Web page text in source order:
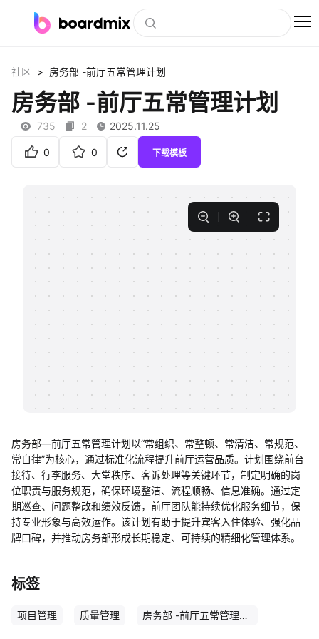
社区资源
下载
私有化部署
客户案例
支持
帮助中心
知识分享社区
社区 > 房务部 -前厅五常管理计划
房务部 -前厅五常管理计划
735 2 2025.11.25
0 0 下载模板
房务部—前厅五常管理计划以“常组织、常整顿、常清洁、常规范、
常自律”为核心，通过标准化流程提升前厅运营品质。计划围绕前台
接待、行李服务、大堂秩序、客诉处理等关键环节，制定明确的岗
位职责与服务规范，确保环境整洁、流程顺畅、信息准确。通过定
期巡查、问题整改和绩效反馈，前厅团队能持续优化服务细节，保
持专业形象与高效运作。该计划有助于提升宾客入住体验、强化品
牌口碑，并推动房务部形成长期稳定、可持续的精细化管理体系。
标签
项目管理 质量管理 房务部 -前厅五常管理计划